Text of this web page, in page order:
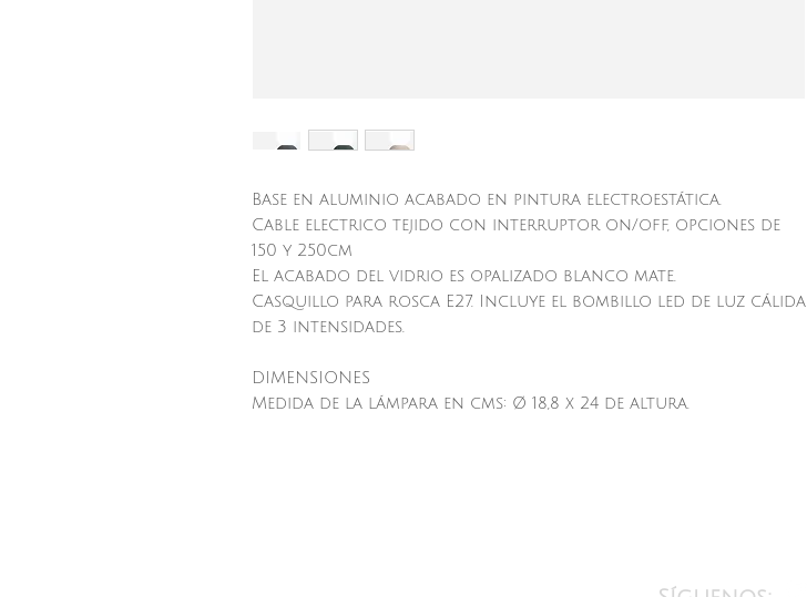
Base en aluminio acabado en pintura electroestática.
Cable electrico tejido con interruptor on/off, opciones de
150 y 250cm
El acabado del vidrio es opalizado blanco mate.
Casquillo para rosca E27. Incluye el bombillo led de luz cálida
de 3 intensidades.
DIMENSIONES
Medida de la lámpara en cms: Ø 18,8 x 24 de altura.